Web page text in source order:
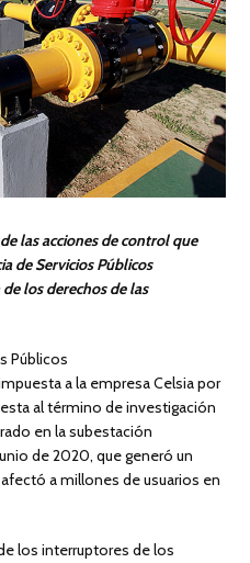
las acciones de control que
de Servicios Públicos
los derechos de las
Públicos
a la empresa Celsia por
al término de investigación
en la subestación
de 2020, que generó un
a millones de usuarios en
los interruptores de los